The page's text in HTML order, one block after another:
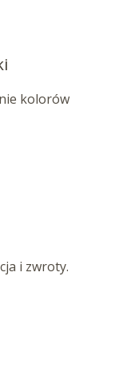
kolorów
i zwroty.